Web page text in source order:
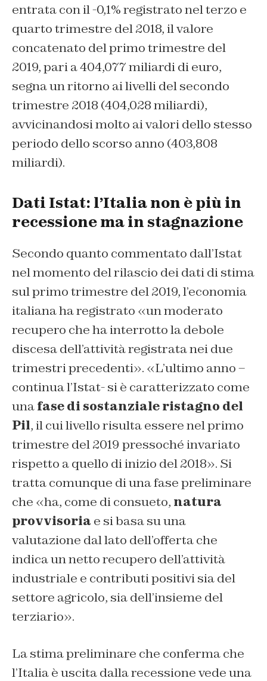
entrata con il -0,1% registrato nel terzo e
quarto trimestre del 2018, il valore
concatenato del primo trimestre del
2019, pari a 404,077 miliardi di euro,
segna un ritorno ai livelli del secondo
trimestre 2018 (404,028 miliardi),
avvicinandosi molto ai valori dello stesso
periodo dello scorso anno (403,808
miliardi).
Dati Istat: l’Italia non è più in
recessione ma in stagnazione
Secondo quanto commentato dall’Istat
nel momento del rilascio dei dati di stima
sul primo trimestre del 2019, l’economia
italiana ha registrato «un moderato
recupero che ha interrotto la debole
discesa dell’attività registrata nei due
trimestri precedenti». «L’ultimo anno –
continua l’Istat- si è caratterizzato come
unafase di sostanziale ristagno del
Pil, il cui livello risulta essere nel primo
trimestre del 2019 pressoché invariato
rispetto a quello di inizio del 2018». Si
tratta comunque di una fase preliminare
che «ha, come di consueto, natura
provvisoria e si basa su una
valutazione dal lato dell’offerta che
indica un netto recupero dell’attività
industriale e contributi positivi sia del
settore agricolo, sia dell’insieme del
terziario».
La stima preliminare che conferma che
l’Italia è uscita dalla recessione vede una